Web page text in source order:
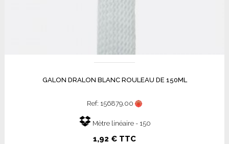
GALON DRALON BLANC ROULEAU DE 150ML
Ref: 156879.00
Mètre linéaire - 150
1,92 € TTC